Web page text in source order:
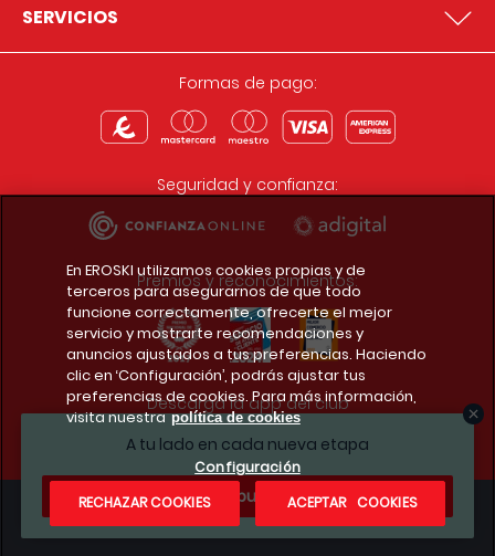
A tu lado en cada nueva etapa
¿Te apuntas?
SERVICIOS
Formas de pago:
Seguridad y confianza:
Premios y reconocimientos:
Descarga la app del club
Condiciones legales
En EROSKI utilizamos cookies propias y de
terceros para asegurarnos de que todo
funcione correctamente, ofrecerte el mejor
servicio y mostrarte recomendaciones y
anuncios ajustados a tus preferencias. Haciendo
clic en ‘Configuración’, podrás ajustar tus
preferencias de cookies. Para más información,
visita nuestra política de cookies
Configuración
RECHAZAR COOKIES
ACEPTAR COOKIES